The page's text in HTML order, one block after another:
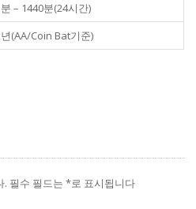
– 1440분(24시간)
(AA/Coin Bat기준)
. 필수 필드는 *로 표시됩니다